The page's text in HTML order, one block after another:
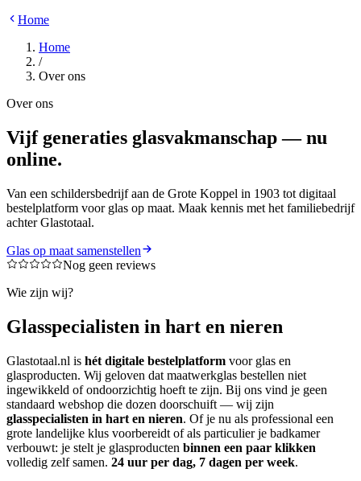
Home
Home
/
Over ons
Over ons
Vijf generaties glasvakmanschap — nu
online.
Van een schildersbedrijf aan de Grote Koppel in 1903 tot digitaal
bestelplatform voor glas op maat. Maak kennis met het familiebedrijf
achter Glastotaal.
Glas op maat samenstellen
Nog geen reviews
Wie zijn wij?
Glasspecialisten in hart en nieren
Glastotaal.nl is hét digitale bestelplatform voor glas en
glasproducten. Wij geloven dat maatwerkglas bestellen niet
ingewikkeld of ondoorzichtig hoeft te zijn. Bij ons vind je geen
standaard webshop die dozen doorschuift — wij zijn
glasspecialisten in hart en nieren. Of je nu als professional een
grote landelijke klus voorbereidt of als particulier je badkamer
verbouwt: je stelt je glasproducten binnen een paar klikken
volledig zelf samen. 24 uur per dag, 7 dagen per week.